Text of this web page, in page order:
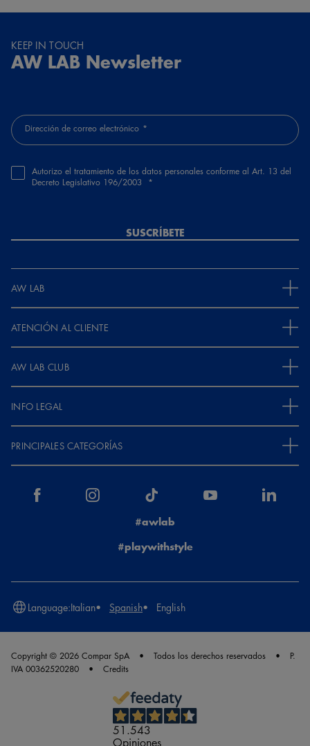
KEEP IN TOUCH
AW LAB Newsletter
Dirección de correo electrónico
Autorizo el tratamiento de los datos personales conforme al Art. 13 del
Decreto Legislativo 196/2003
SUSCRÍBETE
AW LAB
ATENCIÓN AL CLIENTE
AW LAB CLUB
INFO LEGAL
PRINCIPALES CATEGORÍAS
#awlab
#playwithstyle
Language:Italian Spanish English
Copyright © 2026 Compar SpA Todos los derechos reservados
P.
IVA 00362520280
Credits
51.543
Opiniones